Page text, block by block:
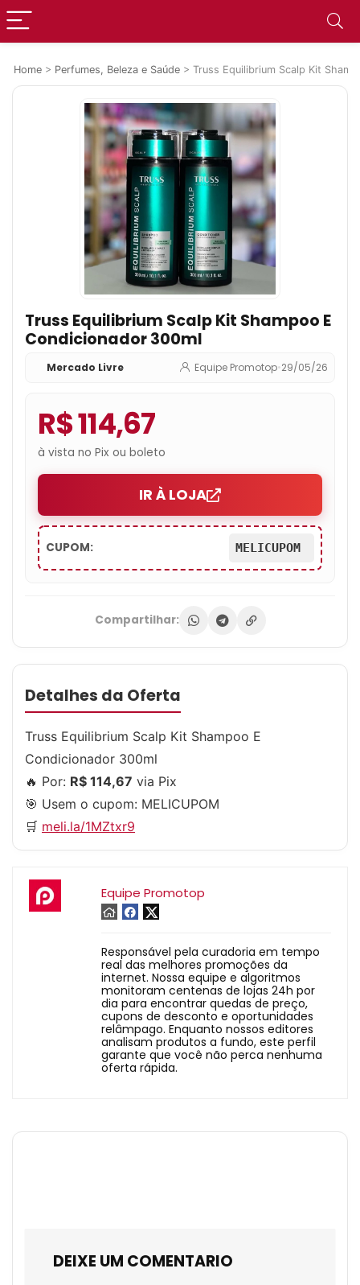
Home > Perfumes, Beleza e Saúde > Truss Equilibrium Scalp Kit
Truss Equilibrium Scalp Kit Shampoo E
Condicionador 300ml
Mercado Livre Equipe Promotop•29/05/26
R$ 114,67
à vista no Pix ou boleto
IR À LOJA
CUPOM: MELICUPOM
Compartilhar:
Detalhes da Oferta
Truss Equilibrium Scalp Kit Shampoo E
Condicionador 300ml
🔥 Por: R$ 114,67 via Pix
🎯 Usem o cupom: MELICUPOM
🛒 meli.la/1MZtxr9
Equipe Promotop
Responsável pela curadoria em tempo
real das melhores promoções da
internet. Nossa equipe e algoritmos
monitoram centenas de lojas 24h por
dia para encontrar quedas de preço,
cupons de desconto e oportunidades
relâmpago. Enquanto nossos editores
analisam produtos a fundo, este perfil
garante que você não perca nenhuma
oferta rápida.
DEIXE UM COMENTARIO